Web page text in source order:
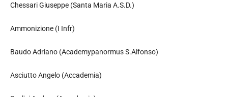
Chessari Giuseppe (Santa Maria A.S.D.)
Ammonizione (I Infr)
Baudo Adriano (Academypanormus S.Alfonso)
Asciutto Angelo (Accademia)